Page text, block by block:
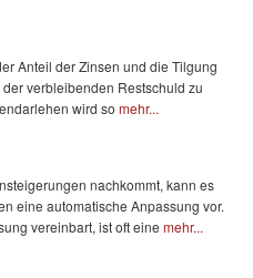
Anteil der Zinsen und die Tilgung
verbleibenden Restschuld zu
wird so mehr...
nachkommt, kann es
eine automatische Anpassung vor.
vereinbart, ist oft eine mehr...